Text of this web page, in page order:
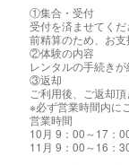
①集合・受付
受付を済ませてくだ
前精算のため、お支
②体験の内容
レンタルの手続き
③返却
ご利用後、ご返却頂
※必ず営業時間内に
営業時間
10月 9：00～17：
11月 9：00～16：